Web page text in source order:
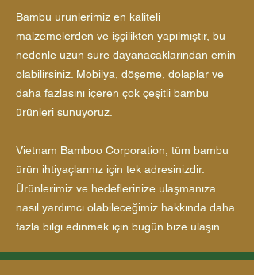
Bambu ürünlerimiz en kaliteli
malzemelerden ve işçilikten yapılmıştır, bu
nedenle uzun süre dayanacaklarından emin
olabilirsiniz. Mobilya, döşeme, dolaplar ve
daha fazlasını içeren çok çeşitli bambu
ürünleri sunuyoruz.
Vietnam Bamboo Corporation, tüm bambu
ürün ihtiyaçlarınız için tek adresinizdir.
Ürünlerimiz ve hedeflerinize ulaşmanıza
nasıl yardımcı olabileceğimiz hakkında daha
fazla bilgi edinmek için bugün bize ulaşın.